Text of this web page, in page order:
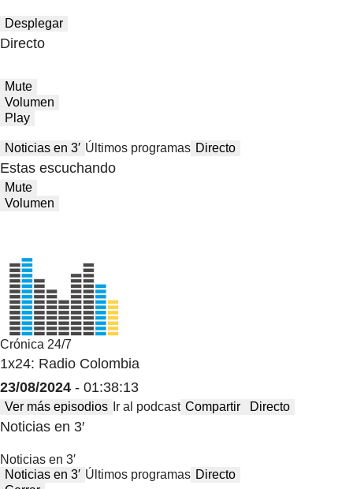
Desplegar
Directo
Mute
Volumen
Play
Noticias en 3′ Últimos programas Directo
Estas escuchando
Mute
Volumen
Crónica 24/7
1x24: Radio Colombia
23/08/2024 - 01:38:13
Ver más episodios Ir al podcast Compartir Directo
Noticias en 3′
Noticias en 3′
Noticias en 3′ Últimos programas Directo